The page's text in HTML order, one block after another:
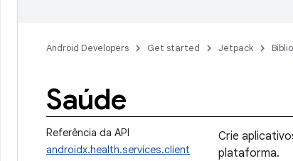
Android Developers Get started Jetpack
Saúde
Referência da API
androidx.health.services.client
Crie
plataforma.